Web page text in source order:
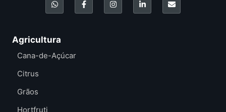
Agricultura
Cana-de-Açúcar
Citrus
Grãos
Hortfruti